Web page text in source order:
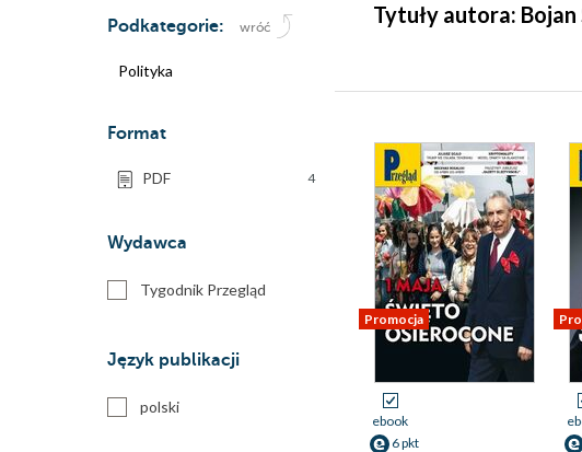
Podkategorie: wróć
Polityka
Format
PDF 4
Wydawca
Tygodnik Przegląd
Język publikacji
polski
Tytuły autora:
Promocja
ebook
6 pkt